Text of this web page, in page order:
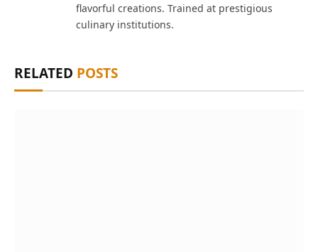
flavorful creations. Trained at prestigious
culinary institutions.
RELATED POSTS